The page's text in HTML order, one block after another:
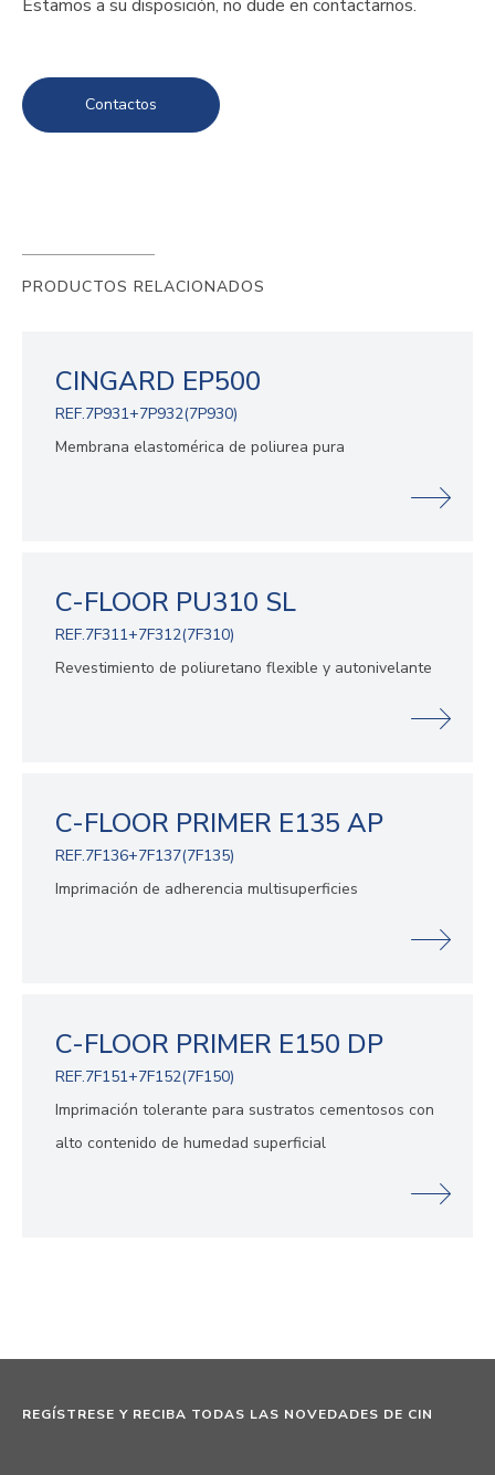
Estamos a su disposición, no dude en contactarnos.
Contactos
PRODUCTOS RELACIONADOS
CINGARD EP500
REF.7P931+7P932(7P930)
Membrana elastomérica de poliurea pura
C-FLOOR PU310 SL
REF.7F311+7F312(7F310)
Revestimiento de poliuretano flexible y autonivelante
C-FLOOR PRIMER E135 AP
REF.7F136+7F137(7F135)
Imprimación de adherencia multisuperficies
C-FLOOR PRIMER E150 DP
REF.7F151+7F152(7F150)
Imprimación tolerante para sustratos cementosos con
alto contenido de humedad superficial
REGÍSTRESE Y RECIBA TODAS LAS NOVEDADES DE CIN